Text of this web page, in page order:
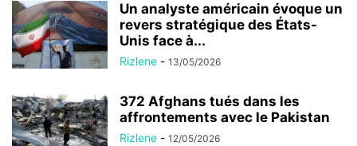
Un analyste américain évoque un
revers stratégique des États-
Unis face à...
Rizlene - 13/05/2026
372 Afghans tués dans les
affrontements avec le Pakistan
Rizlene - 12/05/2026